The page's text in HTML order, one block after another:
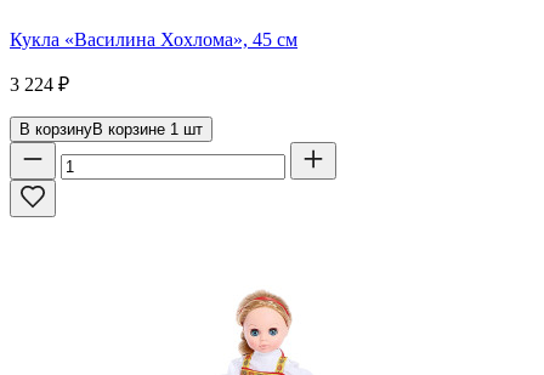
Кукла «Василина Хохлома», 45 см
3 224 ₽
В корзинуВ корзине 1 шт